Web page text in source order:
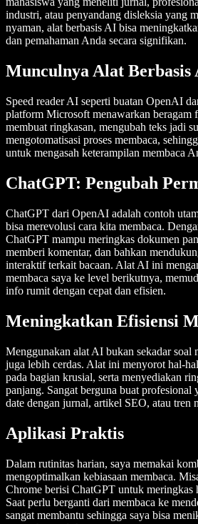
industri, atau penyandang disleksia yang
nyaman, alat berbasis AI bisa
dan pemahaman Anda secara signifikan.
Munculnya Alat Berbasis
Speed reader AI seperti buatan OpenAI
platform Microsoft menawarkan beragam
membuat ringkasan, mengubah teks jadi
mengotomatisasi proses membaca,
untuk mengasah keterampilan membaca
ChatGPT: Pengubah
ChatGPT dari OpenAI adalah contoh
bisa merevolusi cara kita membaca.
ChatGPT mampu meringkas dokumen
memberi komentar, dan bahkan
interaktif terkait bacaan. Alat AI ini
membaca saya ke level berikutnya,
info rumit dengan cepat dan efisien.
Meningkatkan Efisiensi
Menggunakan alat AI bukan sekadar soal
juga lebih cerdas. Alat ini menyorot hal-
pada bagian krusial, serta menyediakan
panjang. Sangat berguna buat profesional
date dengan jurnal, artikel SEO, atau tren
Aplikasi Praktis
Dalam rutinitas harian, saya memakai
mengoptimalkan kebiasaan membaca.
Chrome berisi ChatGPT untuk meringkas
Saat perlu berganti dari membaca ke
sangat membantu sehingga saya bisa